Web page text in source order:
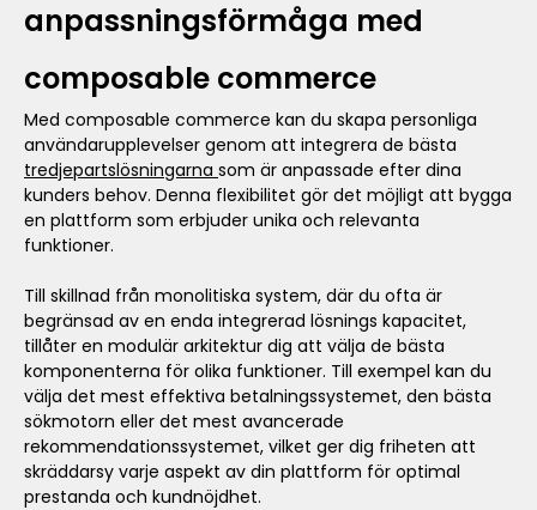
anpassningsförmåga med
composable commerce
Med composable commerce kan du skapa personliga
användarupplevelser genom att integrera de bästa
tredjepartslösningarna som är anpassade efter dina
kunders behov. Denna flexibilitet gör det möjligt att bygga
en plattform som erbjuder unika och relevanta
funktioner.
Till skillnad från monolitiska system, där du ofta är
begränsad av en enda integrerad lösnings kapacitet,
tillåter en modulär arkitektur dig att välja de bästa
komponenterna för olika funktioner. Till exempel kan du
välja det mest effektiva betalningssystemet, den bästa
sökmotorn eller det mest avancerade
rekommendationssystemet, vilket ger dig friheten att
skräddarsy varje aspekt av din plattform för optimal
prestanda och kundnöjdhet.